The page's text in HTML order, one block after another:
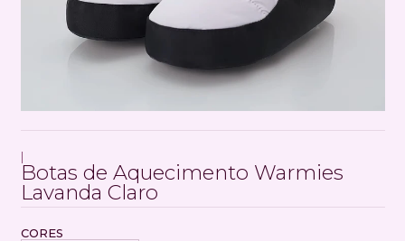
Botas de Aquecimento Warmies
Lavanda Claro
CORES